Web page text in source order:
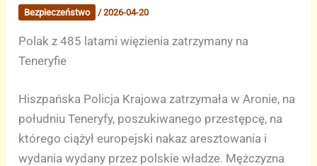
Bezpieczeństwo /2026-04-20
Polak z 485 latami więzienia zatrzymany na
Teneryfie
Hiszpańska Policja Krajowa zatrzymała w Aronie, na
południu Teneryfy, poszukiwanego przestępcę, na
którego ciążył europejski nakaz aresztowania i
wydania wydany przez polskie władze. Mężczyzna